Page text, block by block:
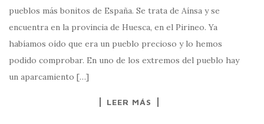
pueblos más bonitos de España. Se trata de Aínsa y se
encuentra en la provincia de Huesca, en el Pirineo. Ya
habíamos oído que era un pueblo precioso y lo hemos
podido comprobar. En uno de los extremos del pueblo hay
un aparcamiento […]
LEER MÁS